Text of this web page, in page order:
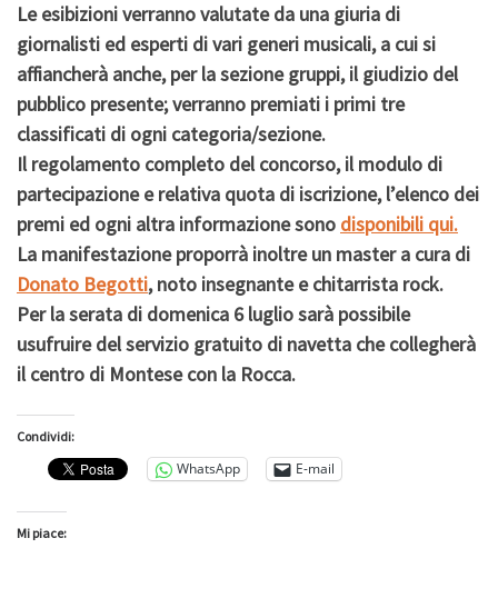
Le esibizioni verranno valutate da una giuria di
giornalisti ed esperti di vari generi musicali, a cui si
affiancherà anche, per la sezione gruppi, il giudizio del
pubblico presente; verranno premiati i primi tre
classificati di ogni categoria/sezione.
Il regolamento completo del concorso, il modulo di
partecipazione e relativa quota di iscrizione, l’elenco dei
premi ed ogni altra informazione sono disponibili qui.
La manifestazione proporrà inoltre un master a cura di
Donato Begotti, noto insegnante e chitarrista rock.
Per la serata di domenica 6 luglio sarà possibile
usufruire del servizio gratuito di navetta che collegherà
il centro di Montese con la Rocca.
Condividi:
WhatsApp E-mail
Mi piace: